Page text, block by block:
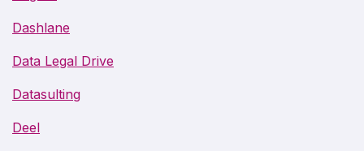
Dashlane
Data Legal Drive
Datasulting
Deel